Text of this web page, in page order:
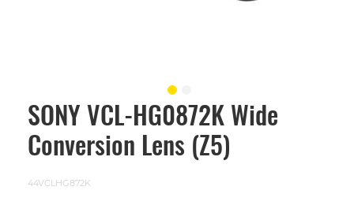
SONY VCL-HG0872K Wide
Conversion Lens (Z5)
44VCLHG872K
Skip
beginning
images